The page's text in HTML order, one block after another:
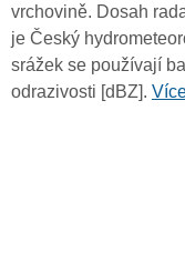
vrchovině. Dosah
je Český
srážek se používají
odrazivosti [dBZ].